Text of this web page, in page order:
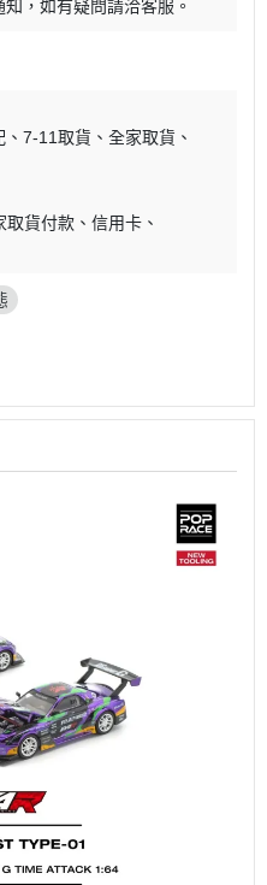
，如有疑問請洽客服。
7-11取貨
全家取貨
取貨付款
信用卡